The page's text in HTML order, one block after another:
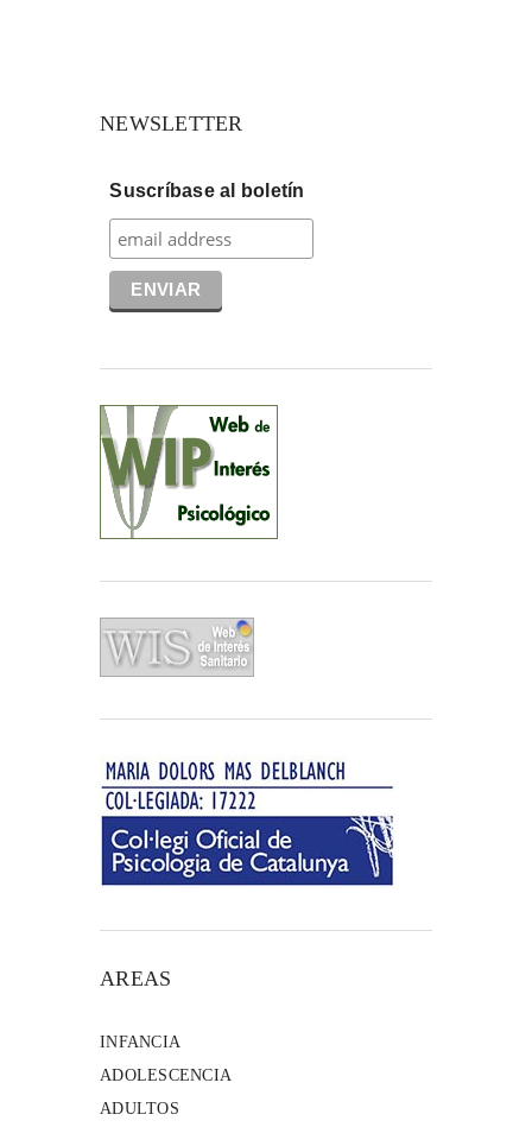
NEWSLETTER
Suscríbase al boletín
AREAS
INFANCIA
ADOLESCENCIA
ADULTOS